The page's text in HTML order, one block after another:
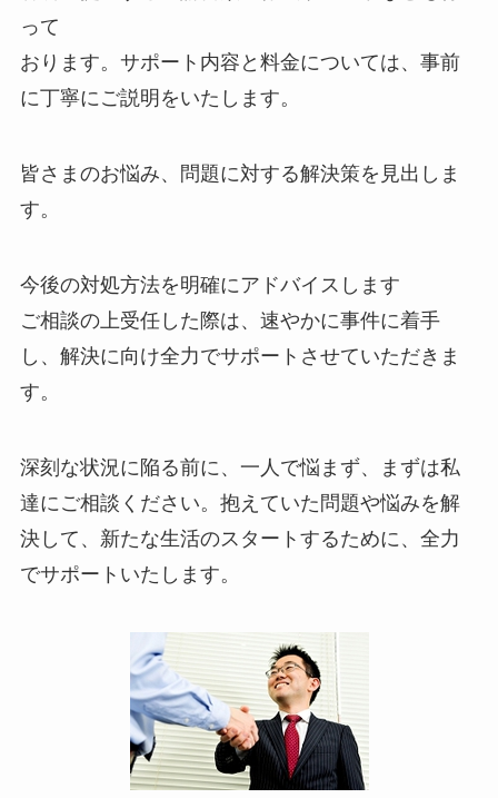
って
おります。サポート内容と料金については、事前
に丁寧にご説明をいたします。
皆さまのお悩み、問題に対する解決策を見出しま
す。
今後の対処方法を明確にアドバイスします
ご相談の上受任した際は、速やかに事件に着手
し、解決に向け全力でサポートさせていただきま
す。
深刻な状況に陥る前に、一人で悩まず、まずは私
達にご相談ください。抱えていた問題や悩みを解
決して、新たな生活のスタートするために、全力
でサポートいたします。